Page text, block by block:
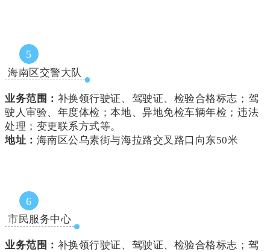
5
海南区交警大队
业务范围： 补换领行驶证、驾驶证、检验合格标志；驾
驶人审验、年度体检；本地、异地免检车辆年检；违法
处理；变更联系方式等。
地址： 海南区公乌素街与海拉路交叉路口向东50米
6
市民服务中心
业务范围： 补换领行驶证、驾驶证、检验合格标志；驾